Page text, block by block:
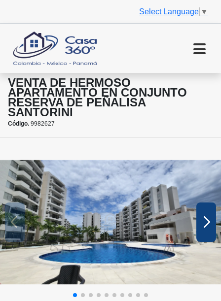
Select Language ▼
VENTA DE HERMOSO
APARTAMENTO EN CONJUNTO
RESERVA DE PEÑALISA
SANTORINI
Código. 9982627